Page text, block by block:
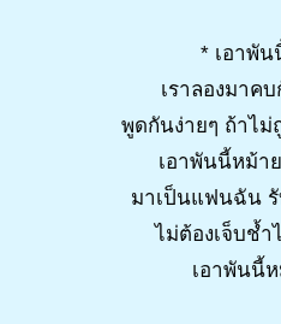
* เอาพั
เราลองมาค
พูดกันง่ายๆ ถ้าไม่
เอาพันนี้หม้า
มาเป็นแฟนฉัน รั
ไม่ต้องเจ็บช้ำ
เอาพันนี้ห